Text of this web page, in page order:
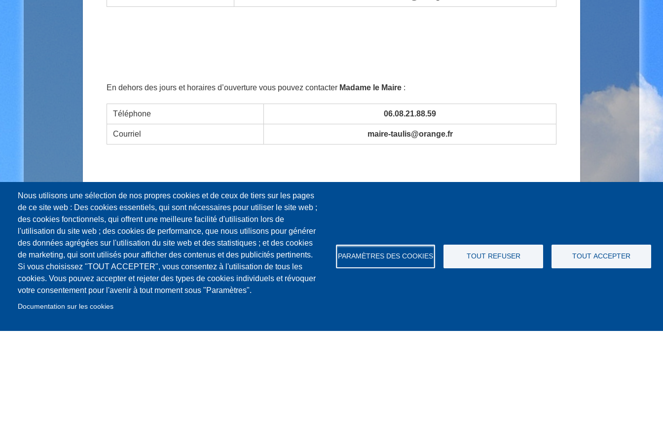
En dehors des jours et horaires d’ouverture vous pouvez contacter Madame le Maire :
Téléphone 06.08.21.88.59
Courriel maire-taulis@orange.fr
Nous utilisons une sélection de nos propres cookies et de ceux de tiers sur les pages
de ce site web : Des cookies essentiels, qui sont nécessaires pour utiliser le site web ;
des cookies fonctionnels, qui offrent une meilleure facilité d'utilisation lors de
l'utilisation du site web ; des cookies de performance, que nous utilisons pour générer
des données agrégées sur l'utilisation du site web et des statistiques ; et des cookies
de marketing, qui sont utilisés pour afficher des contenus et des publicités pertinents.
Si vous choisissez "TOUT ACCEPTER", vous consentez à l'utilisation de tous les
cookies. Vous pouvez accepter et rejeter des types de cookies individuels et révoquer
votre consentement pour l'avenir à tout moment sous "Paramètres".
Documentation sur les cookies
PARAMÈTRES DES COOKIES TOUT REFUSER TOUT ACCEPTER